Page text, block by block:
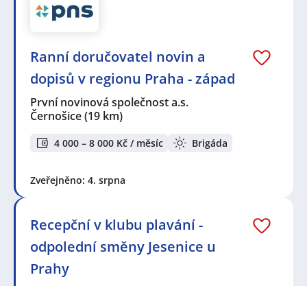
Ranní doručovatel novin a
dopisů v regionu Praha - západ
První novinová společnost a.s.
Černošice(19 km)
4 000 – 8 000 Kč / měsíc Brigáda
Zveřejněno: 4. srpna
Recepční v klubu plavání -
odpolední směny Jesenice u
Prahy